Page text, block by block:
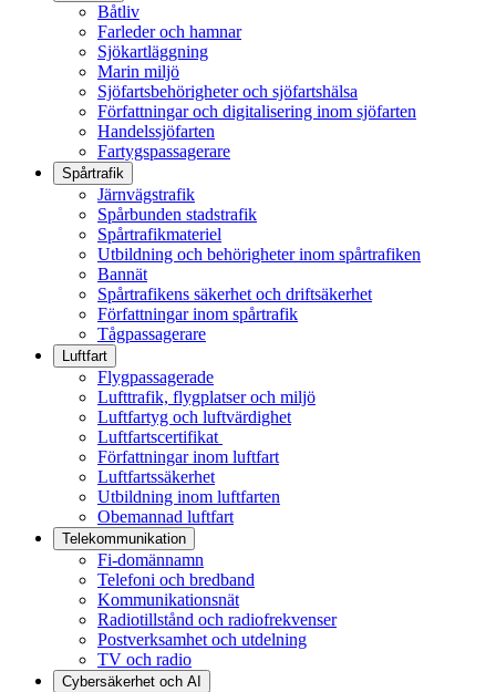
Båtliv
Farleder och hamnar
Sjökartläggning
Marin miljö
Sjöfartsbehörigheter och sjöfartshälsa
Författningar och digitalisering inom sjöfarten
Handelssjöfarten
Fartygspassagerare
Spårtrafik
Järnvägstrafik
Spårbunden stadstrafik
Spårtrafikmateriel
Utbildning och behörigheter inom spårtrafiken
Bannät
Spårtrafikens säkerhet och driftsäkerhet
Författningar inom spårtrafik
Tågpassagerare
Luftfart
Flygpassagerade
Lufttrafik, flygplatser och miljö
Luftfartyg och luftvärdighet
Luftfartscertifikat
Författningar inom luftfart
Luftfartssäkerhet
Utbildning inom luftfarten
Obemannad luftfart
Telekommunikation
Fi-domännamn
Telefoni och bredband
Kommunikationsnät
Radiotillstånd och radiofrekvenser
Postverksamhet och utdelning
TV och radio
Cybersäkerhet och AI